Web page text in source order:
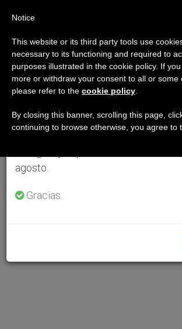
Aviso importante
Del 27 de julio al 7 de agosto
anual, aprovechando que en el
se generan menos informaciones y
agosto.
Gracias.
Notice
This website or its third party tools use
necessary to its functioning and required to
purposes illustrated in the cookie policy. If
more or withdraw your consent to all or some
please refer to the cookie policy
By closing this banner, scrolling this page,
continuing to browse otherwise, you agree to